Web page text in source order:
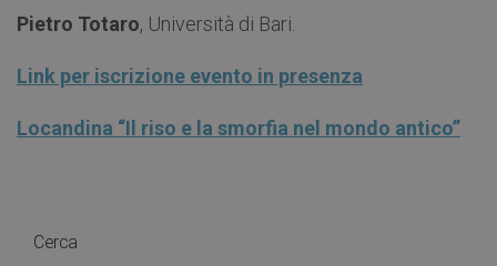
Pietro Totaro, Università di Bari.
Link per iscrizione evento in presenza
Locandina “Il riso e la smorfia nel mondo antico”
Cerca